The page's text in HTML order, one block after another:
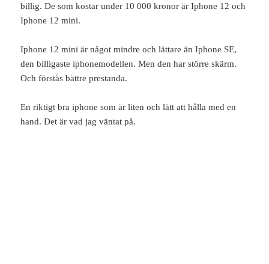
billig. De som kostar under 10 000 kronor är Iphone 12 och
Iphone 12 mini.
Iphone 12 mini är något mindre och lättare än Iphone SE,
den billigaste iphonemodellen. Men den har större skärm.
Och förstås bättre prestanda.
En riktigt bra iphone som är liten och lätt att hålla med en
hand. Det är vad jag väntat på.